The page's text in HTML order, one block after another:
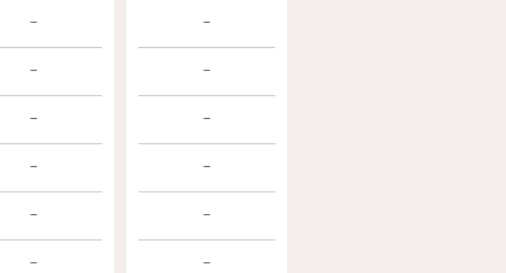
－
－
－
－
－
－
－
－
－
－
－
－